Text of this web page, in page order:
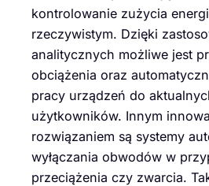
kontrolowanie zużycia
rzeczywistym. Dzięki
analitycznych możliwe jest
obciążenia oraz
pracy urządzeń do
użytkowników. Innym
rozwiązaniem są systemy
wyłączania obwodów w
przeciążenia czy zwarcia.